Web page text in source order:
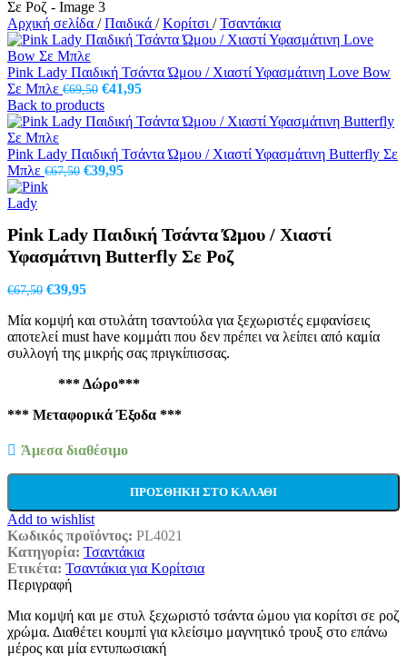
Αρχική σελίδα / Παιδικά / Κορίτσι / Τσαντάκια
Pink Lady Παιδική Τσάντα Ώμου / Χιαστί Υφασμάτινη Love Bow
Σε Μπλε €69,50 Original
price
was:
€41,95Η
τιμή
€41,95.
Back to products
Pink Lady Παιδική Τσάντα Ώμου / Χιαστί Υφασμάτινη Butterfly Σε
Μπλε €67,50 Original
€39,95Η
€39,95.
Pink Lady Παιδική Τσάντα Ώμου / Χιαστί
Υφασμάτινη Butterfly Σε Ροζ
€67,50 Original
was:
€67,50.
€39,95Η
τιμή
είναι:
€39,95.
Μία κομψή και στυλάτη τσαντούλα για ξεχωριστές εμφανίσεις
αποτελεί must have κομμάτι που δεν πρέπει να λείπει από καμία
συλλογή της μικρής σας πριγκίπισσας.
*** Δώρο***
*** Μεταφορικά Έξοδα ***
Άμεσα διαθέσιμο
ΠΡΟΣΘΉΚΗ ΣΤΟ ΚΑΛΆΘΙ
Add to wishlist
Κωδικός προϊόντος: PL4021
Κατηγορία: Τσαντάκια
Ετικέτα: Τσαντάκια για Κορίτσια
Περιγραφή
Mια κομψή και με στυλ ξεχωριστό τσάντα ώμου για κορίτσι σε ροζ
χρώμα. Διαθέτει κουμπί για κλείσιμο μαγνητικό τρουξ στο επάνω
μέρος και μία εντυπωσιακή